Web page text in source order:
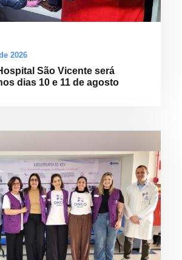
2026
São Vicente será
dias 10 e 11 de agosto